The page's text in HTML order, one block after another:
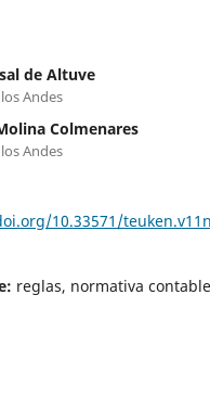
de Altuve
Andes
Colmenares
Andes
10.33571/
reglas, normativa